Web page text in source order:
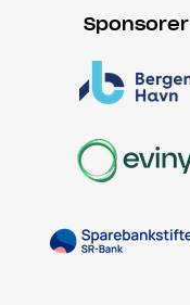
Sponsorer